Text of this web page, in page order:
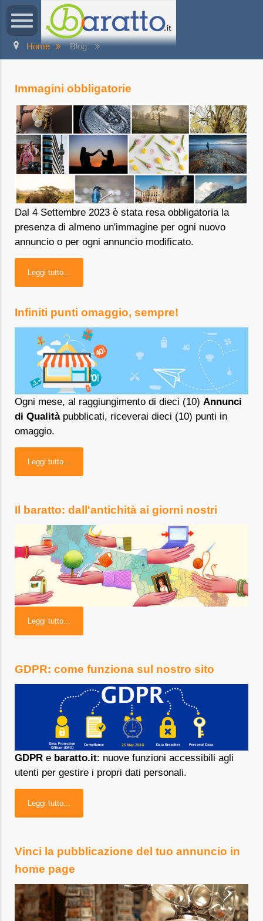
Home Blog
Immagini obbligatorie
Dal 4 Settembre 2023 è stata resa obbligatoria la
presenza di almeno un'immagine per ogni nuovo
annuncio o per ogni annuncio modificato.
Leggi tutto...
Infiniti punti omaggio, sempre!
Ogni mese, al raggiungimento di dieci (10) Annunci
di Qualitàpubblicati, riceverai dieci (10) punti in
omaggio.
Leggi tutto...
Il baratto: dall'antichità ai giorni nostri
Leggi tutto...
GDPR: come funziona sul nostro sito
GDPR e baratto.it: nuove funzioni accessibili agli
utenti per gestire i propri dati personali.
Leggi tutto...
Vinci la pubblicazione del tuo annuncio in
home page